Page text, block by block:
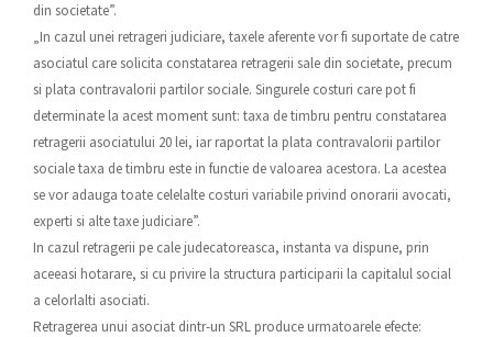
din societate”.
„In cazul unei retrageri judiciare, taxele aferente vor fi suportate de catre
asociatul care solicita constatarea retragerii sale din societate, precum
si plata contravalorii partilor sociale. Singurele costuri care pot fi
determinate la acest moment sunt: taxa de timbru pentru constatarea
retragerii asociatului 20 lei, iar raportat la plata contravalorii partilor
sociale taxa de timbru este in functie de valoarea acestora. La acestea
se vor adauga toate celelalte costuri variabile privind onorarii avocati,
experti si alte taxe judiciare”.
In cazul retragerii pe cale judecatoreasca, instanta va dispune, prin
aceeasi hotarare, si cu privire la structura participarii la capitalul social
a celorlalti asociati.
Retragerea unui asociat dintr-un SRL produce urmatoarele efecte: